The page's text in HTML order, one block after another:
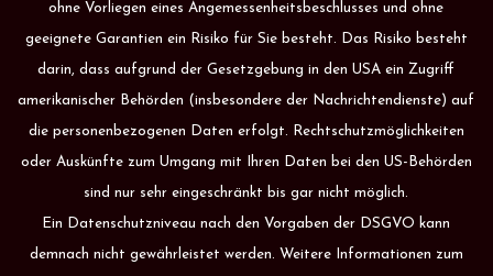
ohne Vorliegen eines Angemessenheitsbeschlusses und ohne
geeignete Garantien ein Risiko für Sie besteht. Das Risiko besteht
darin, dass aufgrund der Gesetzgebung in den USA ein Zugriff
amerikanischer Behörden (insbesondere der Nachrichtendienste) auf
die personenbezogenen Daten erfolgt. Rechtschutzmöglichkeiten
oder Auskünfte zum Umgang mit Ihren Daten bei den US-Behörden
sind nur sehr eingeschränkt bis gar nicht möglich.
Ein Datenschutzniveau nach den Vorgaben der DSGVO kann
demnach nicht gewährleistet werden. Weitere Informationen zum